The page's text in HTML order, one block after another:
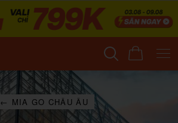
← MIA GO CHÂU ÂU